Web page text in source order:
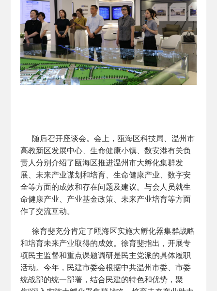
随后召开座谈会。会上，瓯海区科技局、温州市
高教新区发展中心、生命健康小镇、数安港有关负
责人分别介绍了瓯海区推进温州市大孵化集群发
展、未来产业谋划和培育、生命健康产业、数字安
全等方面的成效和存在问题及建议。与会人员就生
命健康产业、产业基金政策、未来产业培育等方面
作了交流互动。
徐育斐充分肯定了瓯海区实施大孵化器集群战略
和培育未来产业取得的成效。徐育斐指出，开展专
项民主监督和重点课题调研是民主党派的具体履职
活动。今年，民建市委会根据中共温州市委、市委
统战部的统一部署，结合民建的特色和优势，聚